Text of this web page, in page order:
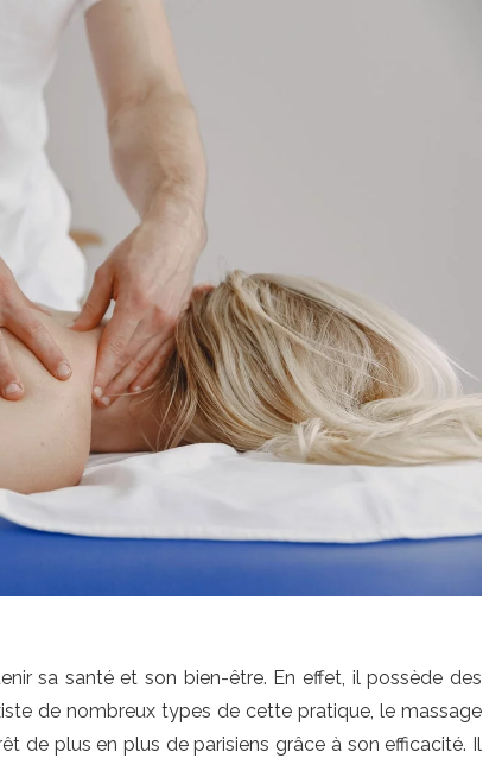
sa santé et son bien-être. En effet, il possède des
de nombreux types de cette pratique, le massage
de plus en plus de parisiens grâce à son efficacité. Il